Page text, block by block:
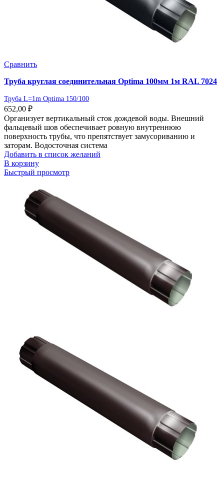
Сравнить
Труба круглая соединительная Optima 100мм 1м RAL 7024
Труба L=1m Optima 150/100
652,00 ₽
Организует вертикальный сток дождевой воды. Внешний
фальцевый шов обеспечивает ровную внутреннюю
поверхность трубы, что препятствует замусориванию и
заторам. Водосточная система
Добавить в список желаний
В корзину
Быстрый просмотр